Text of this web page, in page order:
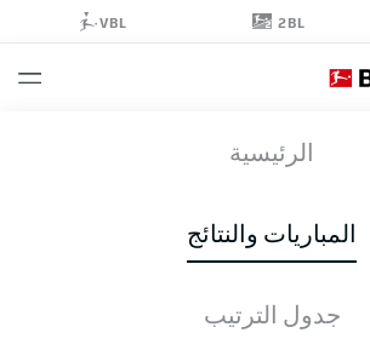
2BL
VBL
الرئيسية
المباريات والنتائج
جدول الترتيبالأخبار التشكيلات الإحصائيات